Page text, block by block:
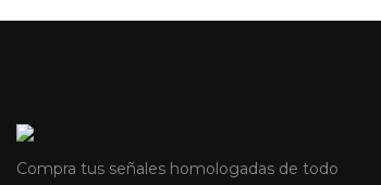
Compra tus señales homologadas de todo